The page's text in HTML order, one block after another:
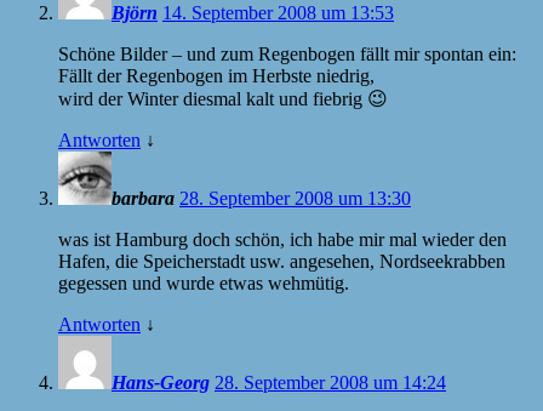
Björn 14. September 2008 um 13:53
Schöne Bilder – und zum Regenbogen fällt mir spontan ein:
Fällt der Regenbogen im Herbste niedrig,
wird der Winter diesmal kalt und fiebrig 😉
Antworten ↓
barbara 28. September 2008 um 13:30
was ist Hamburg doch schön, ich habe mir mal wieder den
Hafen, die Speicherstadt usw. angesehen, Nordseekrabben
gegessen und wurde etwas wehmütig.
Antworten ↓
Hans-Georg 28. September 2008 um 14:24